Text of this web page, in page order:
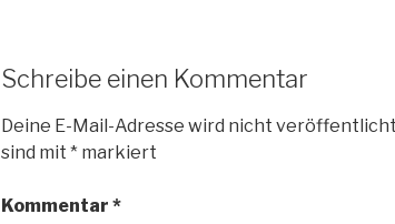
Schreibe einen Kommentar
Deine E-Mail-Adresse wird nicht
sind mit * markiert
Kommentar *